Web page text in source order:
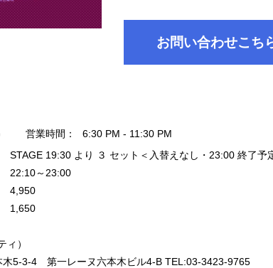
お問い合わせこち
営業時間：
6:30 PM - 11:30 PM
STAGE 19:30 より ３ セット＜入替えなし・23:00 終了
22:10～23:00
4,950
1,650
）
木5-3-4 第一レーヌ六本木ビル4-B TEL:03-3423-9765